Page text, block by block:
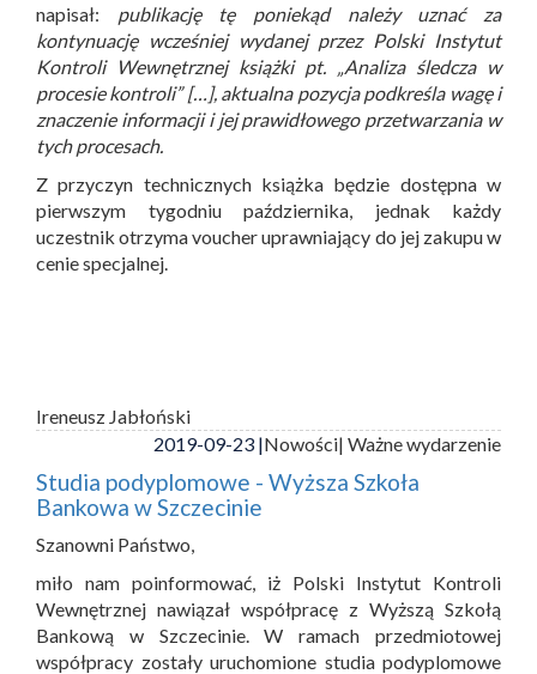
napisał: publikację tę poniekąd należy uznać za
kontynuację wcześniej wydanej przez Polski Instytut
Kontroli Wewnętrznej książki pt. „Analiza śledcza w
procesie kontroli” […], aktualna pozycja podkreśla wagę i
znaczenie informacji i jej prawidłowego przetwarzania w
tych procesach.
Z przyczyn technicznych książka będzie dostępna w
pierwszym tygodniu października, jednak każdy
uczestnik otrzyma voucher uprawniający do jej zakupu w
cenie specjalnej.
Ireneusz Jabłoński
2019-09-23 |Nowości| Ważne wydarzenie
Studia podyplomowe - Wyższa Szkoła
Bankowa w Szczecinie
Szanowni Państwo,
miło nam poinformować, iż Polski Instytut Kontroli
Wewnętrznej nawiązał współpracę z Wyższą Szkołą
Bankową w Szczecinie. W ramach przedmiotowej
współpracy zostały uruchomione studia podyplomowe